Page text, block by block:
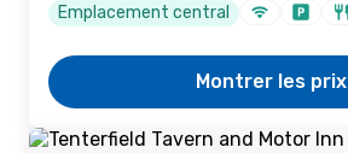
Emplacement central
Montrer les prix